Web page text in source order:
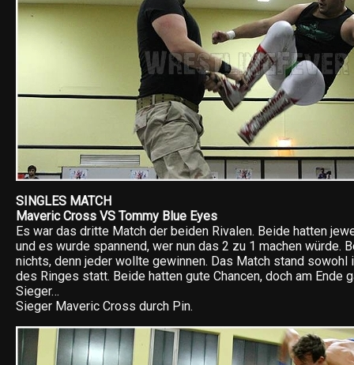
SINGLES MATCH
Maveric Cross VS Tommy Blue Eyes
Es war das dritte Match der beiden Rivalen. Beide hatten
und es wurde spannend, wer nun das 2 zu 1 machen würde.
nichts, denn jeder wollte gewinnen. Das Match stand sowohl
des Ringes statt. Beide hatten gute Chancen, doch am Ende
Sieger…
Sieger Maveric Cross durch Pin.